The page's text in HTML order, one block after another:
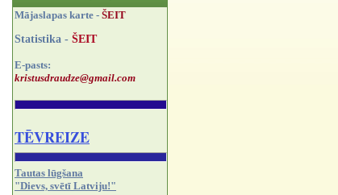
Mājaslapas karte - ŠEIT
Statistika - ŠEIT
E-pasts:
kristusdraudze@gmail.com
TĒVREIZE
Tautas lūgšana
"Dievs, svētī Latviju!"